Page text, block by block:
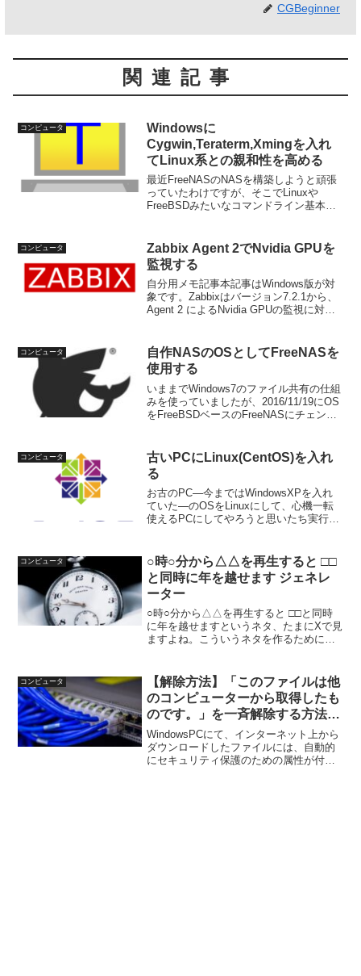
CGBeginner
関連記事
コンピュータ
Windowsに
Cygwin,Teraterm,Xmingを入れ
てLinux系との親和性を高める
最近FreeNASのNASを構築しようと頑張
っていたわけですが、そこでLinuxや
FreeBSDみたいなコマンドライン基本の
なので Windows を linux と...
コンピュータ
Zabbix Agent 2でNvidia GPUを
監視する
自分用メモ記事本記事はWindows版が対
象です。Zabbixはバージョン7.2.1から、
Agent 2 によるNvidia GPUの監視に対応
の書き込み設定方法まずは...
コンピュータ
自作NASのOSとしてFreeNASを
使用する
いままでWindows7のファイル共有の仕組
みを使っていましたが、2016/11/19にOS
をFreeBSDベースのFreeNASにチェンジ
ルシステム」と言わ...
コンピュータ
古いPCにLinux(CentOS)を入れ
る
お古のPC―今まではWindowsXPを入れ
ていた―のOSをLinuxにして、心機一転
使えるPCにしてやろうと思いたち実行し
が、直感でCentOSをチョイス。最新...
コンピュータ
○時○分から△△を再生すると □□
と同時に年を越せます ジェネレ
ーター
○時○分から△△を再生すると □□と同時
に年を越せますというネタ、たまにXで見
ますよね。こういうネタを作るために
認して、そのうえで「元旦0時0分からの
逆算を計算する」必...
コンピュータ
【解除方法】「このファイルは他
のコンピューターから取得したも
のです。」を一斉解除する方法
もしくは最初からつかないように
する方法
WindowsPCにて、インターネット上から
ダウンロードしたファイルには、自動的
にセキュリティ保護のための属性が付与